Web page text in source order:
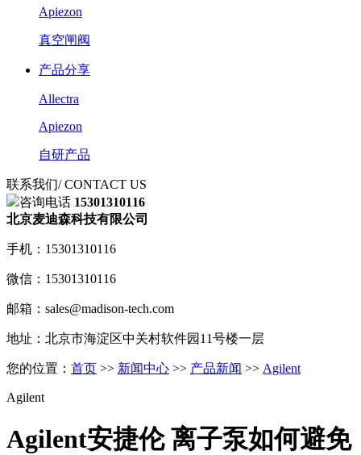
Apiezon
真空闸阀
产品分享
Allectra
Apiezon
自研产品
联系我们/ CONTACT US
咨询电话 15301310116
北京麦迪森科技有限公司
手机：15301310116
微信：15301310116
邮箱：sales@madison-tech.com
地址：北京市海淀区中关村软件园11号楼一层
您的位置： 首页 >> 新闻中心 >> 产品新闻 >> Agilent
Agilent
Agilent安捷伦 离子泵如何避免